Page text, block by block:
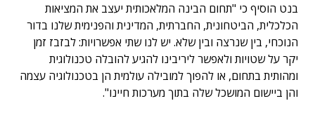
בנט הוסיף כי "תחום הבינה המלאכותית יעצב את המציאות
הכלכלית, הביטחונית, החברתית, המדינית והפנימית שלנו בדור
הנוכחי, בין שנרצה ובין שלא. יש לנו שתי אפשרויות: לבזבז זמן
יקר על שטויות ולאפשר ליריבינו להגיע להובלה טכנולוגית
ומהותית בתחום, או להפוך למובילה עולמית הן בטכנולוגיה עצמה
והן ביישום המושכל שלה בתוך מערכות חיינו".